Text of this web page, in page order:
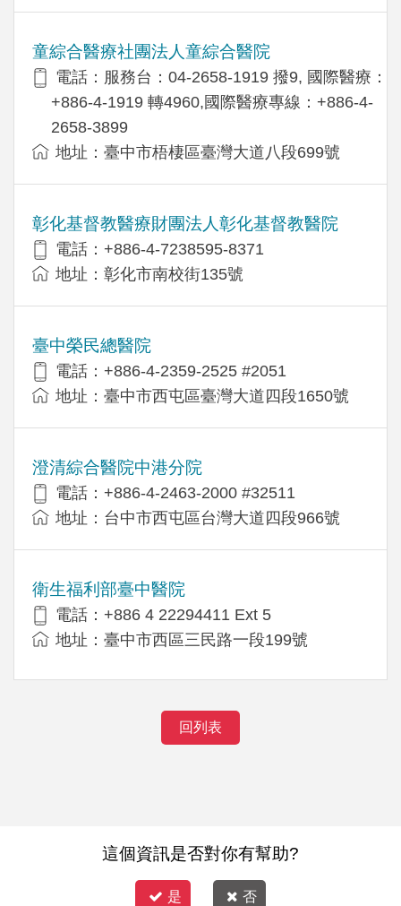
童綜合醫療社團法人童綜合醫院
電話：服務台：04-2658-1919 撥9, 國際醫療：
+886-4-1919 轉4960,國際醫療專線：+886-4-
2658-3899
地址：臺中市梧棲區臺灣大道八段699號
彰化基督教醫療財團法人彰化基督教醫院
電話：+886-4-7238595-8371
地址：彰化市南校街135號
臺中榮民總醫院
電話：+886-4-2359-2525 #2051
地址：臺中市西屯區臺灣大道四段1650號
澄清綜合醫院中港分院
電話：+886-4-2463-2000 #32511
地址：台中市西屯區台灣大道四段966號
衛生福利部臺中醫院
電話：+886 4 22294411 Ext 5
地址：臺中市西區三民路一段199號
回列表
這個資訊是否對你有幫助?
是 否